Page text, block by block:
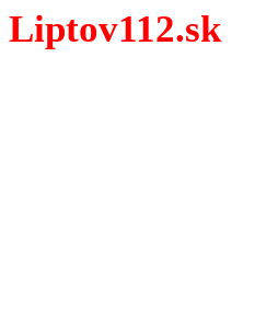
Liptov112.sk